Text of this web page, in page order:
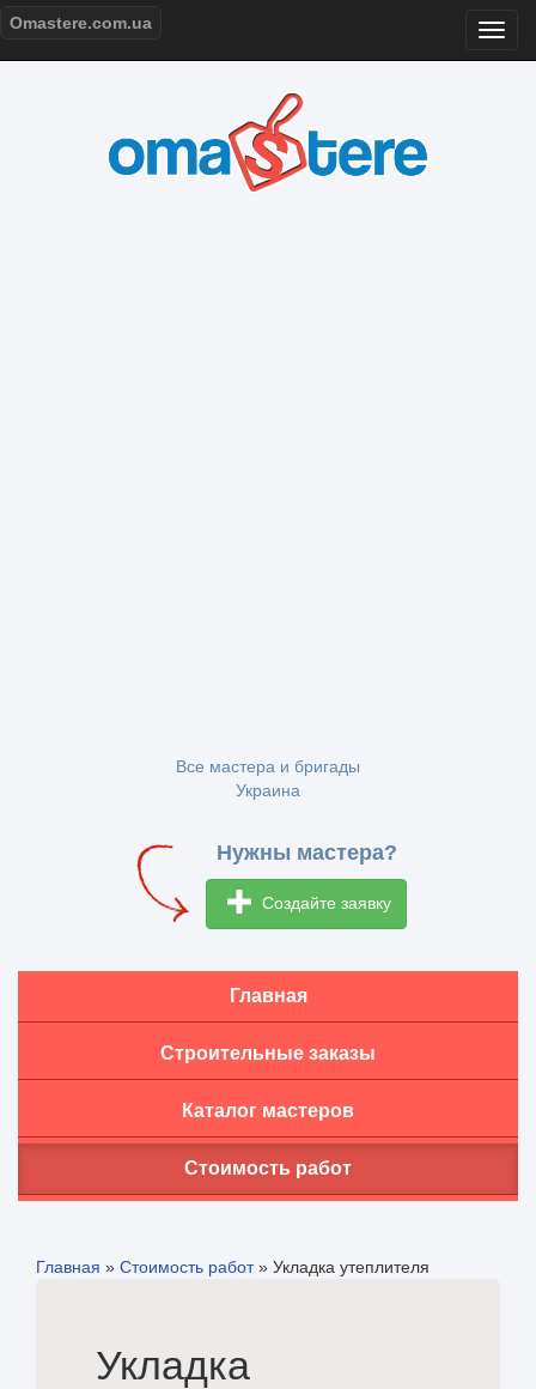
Omastere.com.ua
Все мастера и бригады
Украина
Нужны мастера?
Создайте заявку
Главная
Строительные заказы
Каталог мастеров
Стоимость работ
Главная » Стоимость работ» Укладка утеплителя
Укладка